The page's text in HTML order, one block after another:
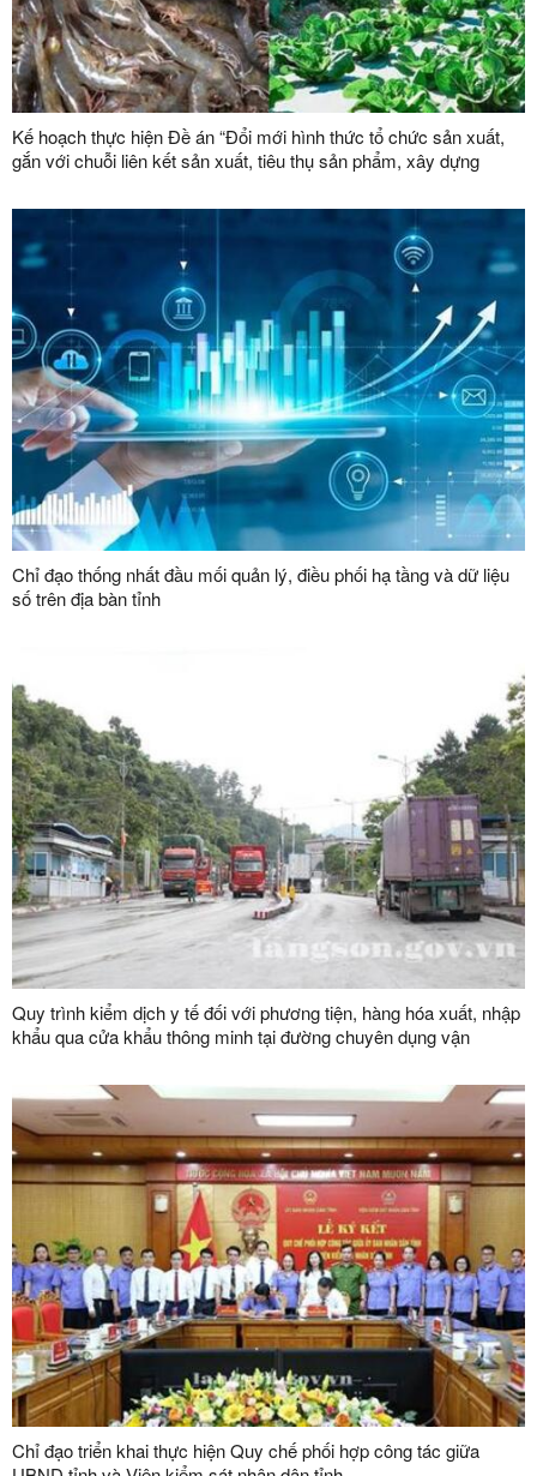
Kế hoạch thực hiện Đề án “Đổi mới hình thức tổ chức sản xuất,
gắn với chuỗi liên kết sản xuất, tiêu thụ sản phẩm, xây dựng
2030”
Chỉ đạo thống nhất đầu mối quản lý, điều phối hạ tầng và dữ liệu
số trên địa bàn tỉnh
Quy trình kiểm dịch y tế đối với phương tiện, hàng hóa xuất, nhập
khẩu qua cửa khẩu thông minh tại đường chuyên dụng vận
dụng vận chuyển hàng hoá khu vực mốc 1088/2-1089 thuộc cặp
cửa khẩu quốc tế Hữu Nghị (Việt Nam) - Hữu Nghị Quan (Trung
Quốc)
Chỉ đạo triển khai thực hiện Quy chế phối hợp công tác giữa